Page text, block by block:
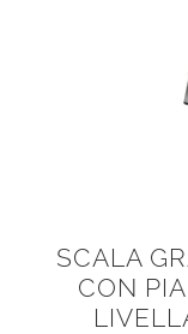
SCALA
CON